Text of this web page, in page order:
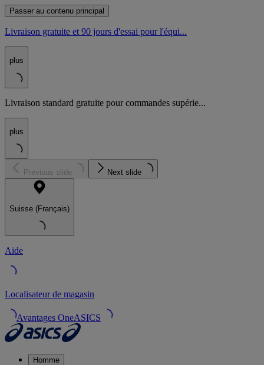
Passer au contenu principal
Livraison gratuite et 90 jours d'essai pour l'équi...
plus
Livraison standard gratuite pour commandes supérie...
plus
Previous slide Next slide
Suisse (Français)
Aide
Localisateur de magasin
Avantages OneASICS
Homme